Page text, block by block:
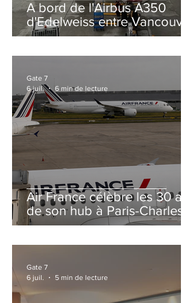
A bord de l'Airbus A350
d'Edelweiss entre Vancouver
et Zurich
Air France célèbre les 30 ans
de son hub à Paris-Charles
de Gaulle
Gate 7
6 juil.
6 min de lecture
Gate 7
6 juil.
5 min de lecture